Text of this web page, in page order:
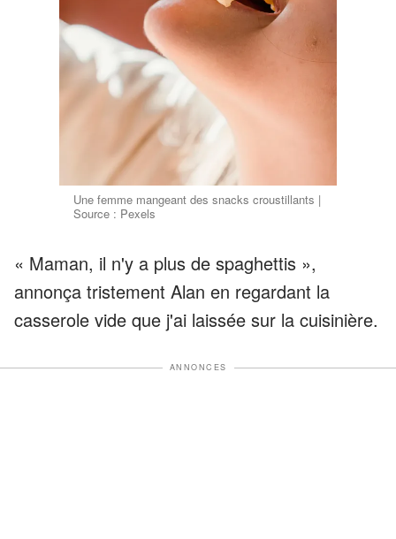
Une femme mangeant des snacks croustillants |
Source : Pexels
« Maman, il n'y a plus de spaghettis »,
annonça tristement Alan en regardant la
casserole vide que j'ai laissée sur la cuisinière.
ANNONCES